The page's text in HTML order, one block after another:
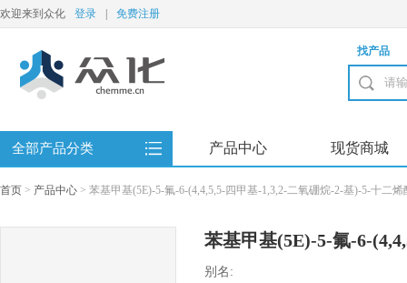
欢迎来到众化 登录 免费注册
找产品
全部产品分类 产品中心 现货商城
首页 > 产品中心 > 苯基甲基(5E)-5-氟-6-(4,4,5,5-四甲基-1,3,2-二氧硼烷-2-基)-5-十二烯
苯基甲基(5E)-5-氟-6-
烷-2-基)-5-十二烯酸酯
别名: